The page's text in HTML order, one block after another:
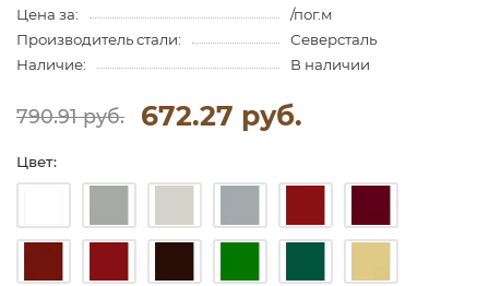
Цена за:
/пог.м
Производитель стали:
Северсталь
Наличие:
В наличии
790.91 руб. 672.27 руб.
Цвет: